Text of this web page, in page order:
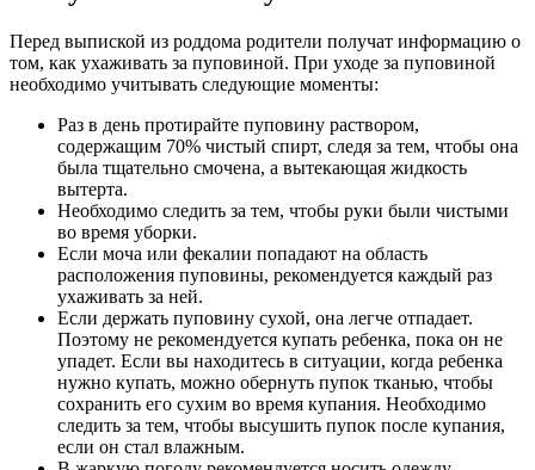
Перед выпиской из роддома родители получат информацию о
том, как ухаживать за пуповиной. При уходе за пуповиной
необходимо учитывать следующие моменты:
Раз в день протирайте пуповину раствором,
содержащим 70% чистый спирт, следя за тем, чтобы она
была тщательно смочена, а вытекающая жидкость
вытерта.
Необходимо следить за тем, чтобы руки были чистыми
во время уборки.
Если моча или фекалии попадают на область
расположения пуповины, рекомендуется каждый раз
ухаживать за ней.
Если держать пуповину сухой, она легче отпадает.
Поэтому не рекомендуется купать ребенка, пока он не
упадет. Если вы находитесь в ситуации, когда ребенка
нужно купать, можно обернуть пупок тканью, чтобы
сохранить его сухим во время купания. Необходимо
следить за тем, чтобы высушить пупок после купания,
если он стал влажным.